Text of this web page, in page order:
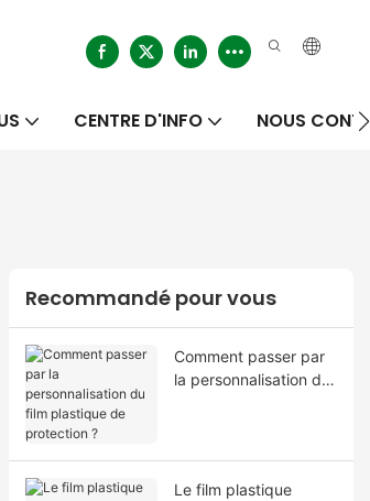
CENTRE D'INFO NOUS
Recommandé pour vous
Comment passer par
la personnalisation du
Le film plastique